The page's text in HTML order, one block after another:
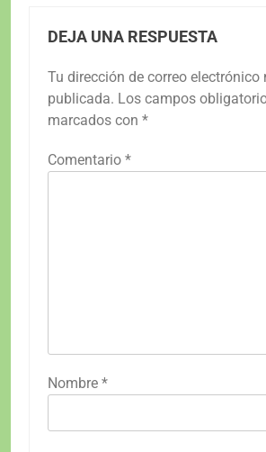
DEJA UNA RESPUESTA
Tu dirección de correo electrónico
publicada. Los campos
marcados con *
Comentario *
Nombre *